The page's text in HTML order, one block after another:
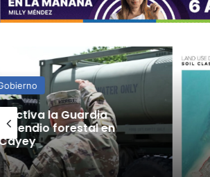
“Camisa hecha a la
Planificador cuestiona
de consulta de ubicación